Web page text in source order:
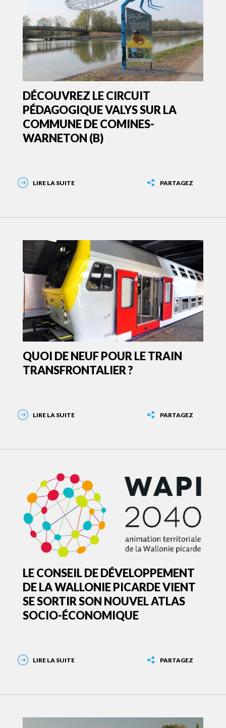
DÉCOUVREZ LE CIRCUIT
PÉDAGOGIQUE VALYS SUR LA
COMMUNE DE COMINES-
WARNETON (B)
LIRE LA SUITE PARTAGEZ
QUOI DE NEUF POUR LE TRAIN
TRANSFRONTALIER ?
LIRE LA SUITE PARTAGEZ
LE CONSEIL DE DÉVELOPPEMENT
DE LA WALLONIE PICARDE VIENT
SE SORTIR SON NOUVEL ATLAS
SOCIO-ÉCONOMIQUE
LIRE LA SUITE PARTAGEZ